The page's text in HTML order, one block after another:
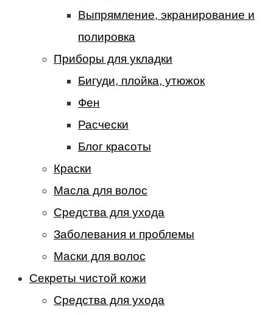
Выпрямление, экранирование и
полировка
Приборы для укладки
Бигуди, плойка, утюжок
Фен
Расчески
Блог красоты
Краски
Масла для волос
Средства для ухода
Заболевания и проблемы
Маски для волос
Секреты чистой кожи
Средства для ухода